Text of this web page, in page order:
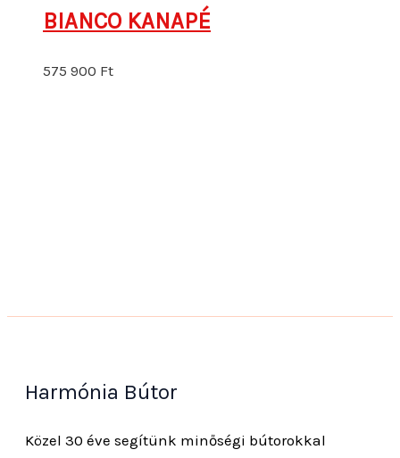
BIANCO KANAPÉ
575 900 Ft
Harmónia Bútor
Közel 30 éve segítünk minőségi bútorokkal